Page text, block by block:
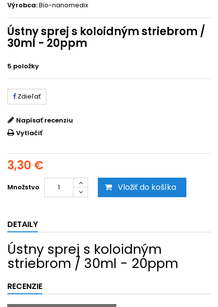
Výrobca:Bio-nanomedix
Ústny sprej s koloidným striebrom /
30ml - 20ppm
5 položky
Zdieľať
Napísať recenziu
Vytlačiť
3,30 €
Množstvo Vložiť do košíka
DETAILY
Ústny sprej s koloidným
striebrom / 30ml - 20ppm
RECENZIE